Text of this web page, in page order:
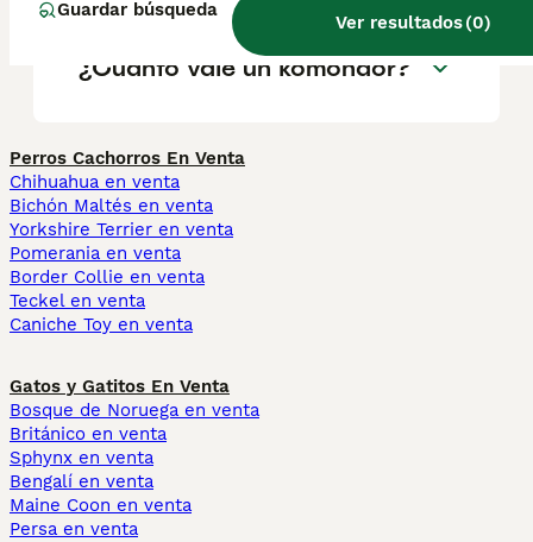
Guardar búsqueda
Ver resultados(0)
¿Cuánto vale un komondor?
Perros Cachorros En Venta
Chihuahua en venta
Bichón Maltés en venta
Yorkshire Terrier en venta
Pomerania en venta
Border Collie en venta
Teckel en venta
Caniche Toy en venta
Gatos y Gatitos En Venta
Bosque de Noruega en venta
Británico en venta
Sphynx en venta
Bengalí en venta
Maine Coon en venta
Persa en venta